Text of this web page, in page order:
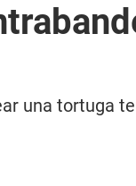
una tortuga